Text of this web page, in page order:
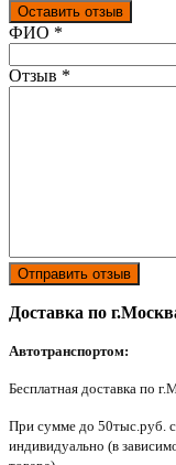
Оставить отзыв
Ваш отзыв был
ФИО *
Отзыв *
Отправить отзыв
Доставка по
Автотранспортом:
Бесплатная доставка по
При сумме до 50тыс.руб.
индивидуально (в